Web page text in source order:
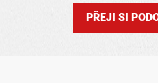
PŘEJI SI